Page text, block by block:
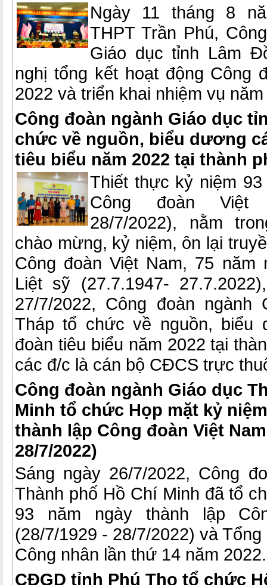
Ngày 11 tháng 8
THPT Trần Phú,
Giáo dục tỉnh Lâm
nghị tổng kết hoạt động Công
2022 và triển khai nhiệm vụ
Công đoàn ngành Giáo dục
chức về nguồn, biểu dương
tiêu biểu năm 2022 tại thành
Thiết thực kỷ niệm
Công đoàn Việt
28/7/2022), nằm
chào mừng, kỷ niệm, ôn lại
Công đoàn Việt Nam, 75 năm
Liệt sỹ (27.7.1947-
27/7/2022, Công đoàn
Tháp tổ chức về nguồn, biểu
đoàn tiêu biểu năm 2022 tại
các đ/c là cán bộ CĐCS trực
Công đoàn ngành Giáo dục
Minh tổ chức Họp mặt kỷ
thành lập Công đoàn Việt
28/7/2022)
Sáng ngày 26/7/2022, Công
Thành phố Hồ Chí Minh đã tổ
93 năm ngày thành lập
(28/7/1929 - 28/7/2022) và
Công nhân lần thứ 14 năm 2022.
CĐGD tỉnh Phú Thọ tổ chức